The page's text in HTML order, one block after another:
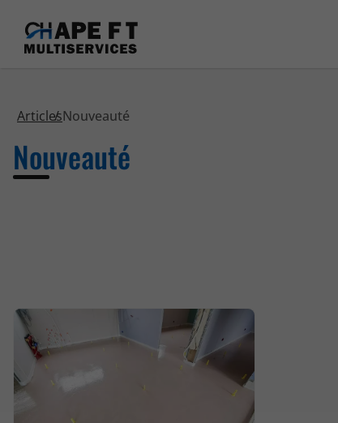
ArticlesNouveauté
Nouveauté